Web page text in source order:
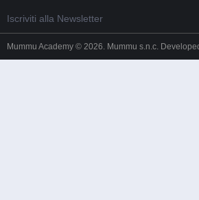
Iscriviti alla Newsletter
Mummu Academy © 2026. Mummu s.n.c.